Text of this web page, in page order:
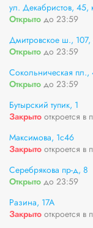
ул. Декабристов, 45,
Открыто до 23:59
Дмитровское ш., 107,
Открыто до 23:59
Сокольническая пл.,
Открыто до 23:59
Бутырский тупик, 1
Закрыто откроется в
Максимова, 1с46
Закрыто откроется в
Серебрякова пр-д, 8
Открыто до 23:59
Разина, 17А
Закрыто откроется в